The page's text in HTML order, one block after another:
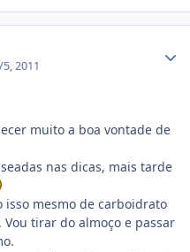
2011
muito a boa vontade de
nas dicas, mais tarde
isso mesmo de carboidrato
tirar do almoço e passar